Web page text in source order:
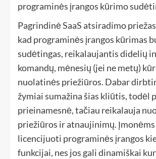
programinės įrangos kūrimo
Pagrindinė SaaS atsiradimo
kad programinės įrangos kūrimas
sudėtingas, reikalaujantis didelių
komandų, mėnesių (jei ne metų)
nuolatinės priežiūros. Dabar
žymiai sumažina šias kliūtis, todėl
prieinamesnė, tačiau reikalauja
priežiūros ir atnaujinimų.
licencijuoti programinės įrangos
funkcijai, nes jos gali dinamiškai